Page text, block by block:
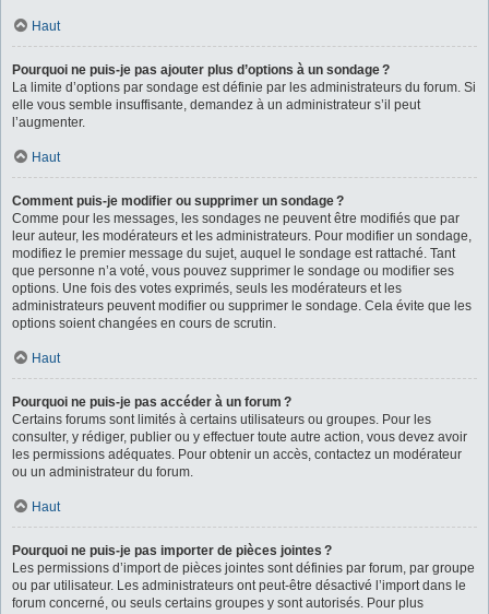
Haut
Pourquoi ne puis-je pas ajouter plus d’options à un sondage ?
La limite d’options par sondage est définie par les administrateurs du forum. Si
elle vous semble insuffisante, demandez à un administrateur s’il peut
l’augmenter.
Haut
Comment puis-je modifier ou supprimer un sondage ?
Comme pour les messages, les sondages ne peuvent être modifiés que par
leur auteur, les modérateurs et les administrateurs. Pour modifier un sondage,
modifiez le premier message du sujet, auquel le sondage est rattaché. Tant
que personne n’a voté, vous pouvez supprimer le sondage ou modifier ses
options. Une fois des votes exprimés, seuls les modérateurs et les
administrateurs peuvent modifier ou supprimer le sondage. Cela évite que les
options soient changées en cours de scrutin.
Haut
Pourquoi ne puis-je pas accéder à un forum ?
Certains forums sont limités à certains utilisateurs ou groupes. Pour les
consulter, y rédiger, publier ou y effectuer toute autre action, vous devez avoir
les permissions adéquates. Pour obtenir un accès, contactez un modérateur
ou un administrateur du forum.
Haut
Pourquoi ne puis-je pas importer de pièces jointes ?
Les permissions d’import de pièces jointes sont définies par forum, par groupe
ou par utilisateur. Les administrateurs ont peut-être désactivé l’import dans le
forum concerné, ou seuls certains groupes y sont autorisés. Pour plus